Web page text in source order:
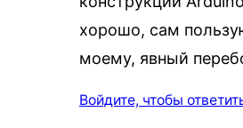
хорошо, сам
моему, явный
Войдите, чтобы